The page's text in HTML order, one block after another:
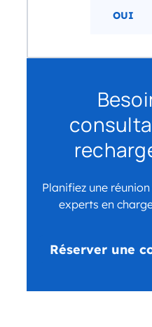
OUI
Planifiez une
experts en
Réserver une